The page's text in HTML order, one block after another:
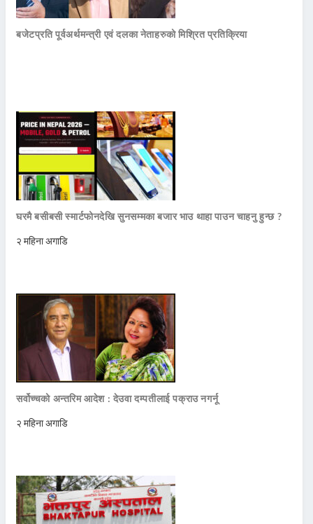
बजेटप्रति पूर्वअर्थमन्त्री एवं दलका नेताहरुको मिश्रित प्रतिक्रिया
घरमै बसीबसी स्मार्टफोनदेखि सुनसम्मका बजार भाउ थाहा पाउन चाहनु हुन्छ ?
२ महिना अगाडि
सर्वोच्चको अन्तरिम आदेश : देउवा दम्पतीलाई पक्राउ नगर्नू
२ महिना अगाडि